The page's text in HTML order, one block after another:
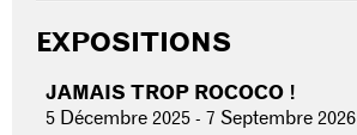
EXPOSITIONS
JAMAIS TROP ROCOCO !
5 Décembre 2025- 7 Septembre 2026